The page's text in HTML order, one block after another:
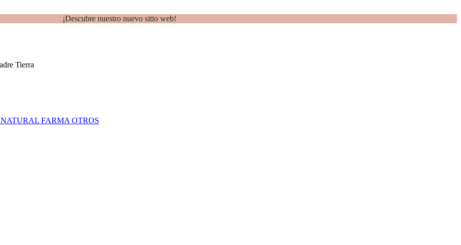
¡Descubre nuestro nuevo sitio web!
NATURAL FARMA OTROS